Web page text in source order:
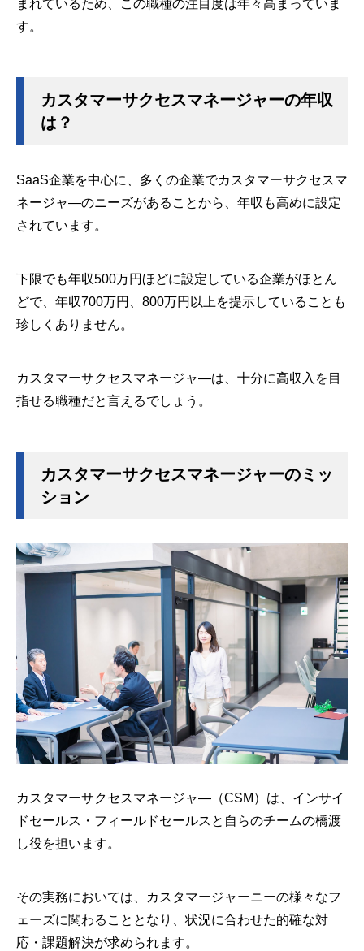
まれているため、この職種の注目度は年々高まっていま
す。
カスタマーサクセスマネージャーの年収
は？
SaaS企業を中心に、多くの企業でカスタマーサクセスマ
ネージャ―のニーズがあることから、年収も高めに設定
されています。
下限でも年収500万円ほどに設定している企業がほとん
どで、年収700万円、800万円以上を提示していることも
珍しくありません。
カスタマーサクセスマネージャ―は、十分に高収入を目
指せる職種だと言えるでしょう。
カスタマーサクセスマネージャーのミッ
ション
カスタマーサクセスマネージャ―（CSM）は、インサイ
ドセールス・フィールドセールスと自らのチームの橋渡
し役を担います。
その実務においては、カスタマージャーニーの様々なフ
ェーズに関わることとなり、状況に合わせた的確な対
応・課題解決が求められます。